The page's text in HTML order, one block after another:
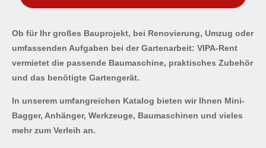
Ob für Ihr großes Bauprojekt, bei Renovierung, Umzug oder
umfassenden Aufgaben bei der Gartenarbeit: VIPA-Rent
vermietet die passende Baumaschine, praktisches Zubehör
und das benötigte Gartengerät.
In unserem umfangreichen Katalog bieten wir Ihnen Mini-
Bagger, Anhänger, Werkzeuge, Baumaschinen und vieles
mehr zum Verleih an.